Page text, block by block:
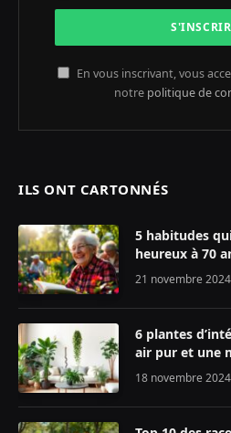
En vous inscrivant, vous
notre politique de
ILS ONT CARTONNÉS
5 habitudes
heureux à 70
21 novembre 2024
6 plantes
air pur et une
18 novembre 2024